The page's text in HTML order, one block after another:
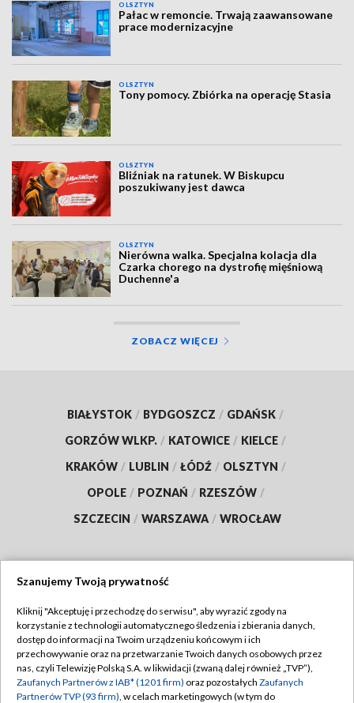
OLSZTYN
Pałac w remoncie. Trwają zaawansowane
prace modernizacyjne
OLSZTYN
Tony pomocy. Zbiórka na operację Stasia
OLSZTYN
Bliźniak na ratunek. W Biskupcu
poszukiwany jest dawca
OLSZTYN
Nierówna walka. Specjalna kolacja dla
Czarka chorego na dystrofię mięśniową
Duchenne'a
ZOBACZ WIĘCEJ
BIAŁYSTOK / BYDGOSZCZ / GDAŃSK /
GORZÓW WLKP. / KATOWICE / KIELCE /
KRAKÓW / LUBLIN / ŁÓDŹ / OLSZTYN /
OPOLE / POZNAŃ / RZESZÓW /
SZCZECIN / WARSZAWA / WROCŁAW
TVP
Abonament TVP
Emisja w TVP
Regulamin TVP
Polityka prywatności
Szanujemy Twoją prywatność
Kliknij "Akceptuję i przechodzę do serwisu", aby wyrazić zgody na
korzystanie z technologii automatycznego śledzenia i zbierania danych,
dostęp do informacji na Twoim urządzeniu końcowym i ich
przechowywanie oraz na przetwarzanie Twoich danych osobowych przez
nas, czyli Telewizję Polską S.A. w likwidacji (zwaną dalej również „TVP”),
Zaufanych Partnerów z IAB* (1201 firm) oraz pozostałych Zaufanych
Partnerów TVP (93 firm), w celach marketingowych (w tym do